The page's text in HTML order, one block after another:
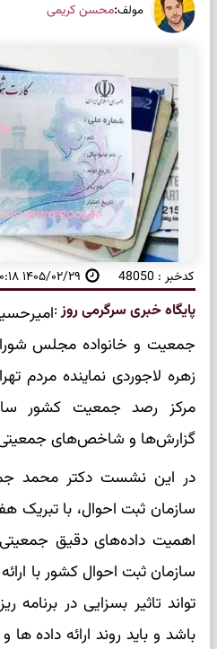
مولف:محسن کریمی
کدخبر : 48050 ۱۴۰۵/۰۲/۲۹ ۱۲:۱۰:۱۸
پایگاه خبری سرگرمی روز:
جمعیت و خانواده مجلس
زهره لاجوردی نماینده مردم
مرکز رصد جمعیت کشور
گزارش‌ها و شاخص‌های جمعیتی
در این نشست دکتر محمد
سازمان ثبت احوال، با تبریک
اهمیت داده‌های دقیق
سازمان ثبت احوال کشور با
تواند تاثیر بسزایی در
باشد و باید روند ارائه داده‌